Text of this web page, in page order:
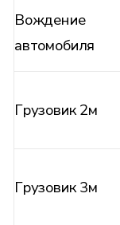
Вождение
автомобиля
Грузовик 2м
Грузовик 3м